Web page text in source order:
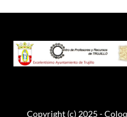
Copyright (c) 2025 -